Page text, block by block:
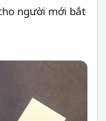
người mới bắt